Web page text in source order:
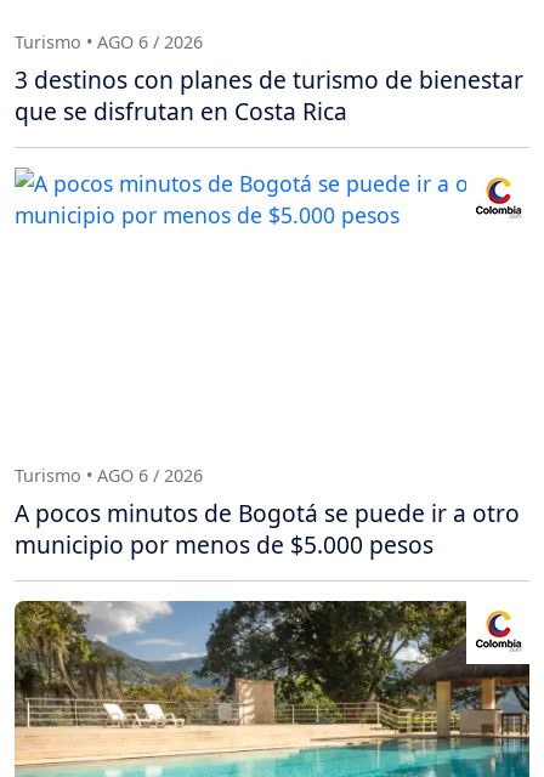
Turismo • AGO 6 / 2026
3 destinos con planes de turismo de bienestar
que se disfrutan en Costa Rica
Turismo • AGO 6 / 2026
A pocos minutos de Bogotá se puede ir a otro
municipio por menos de $5.000 pesos